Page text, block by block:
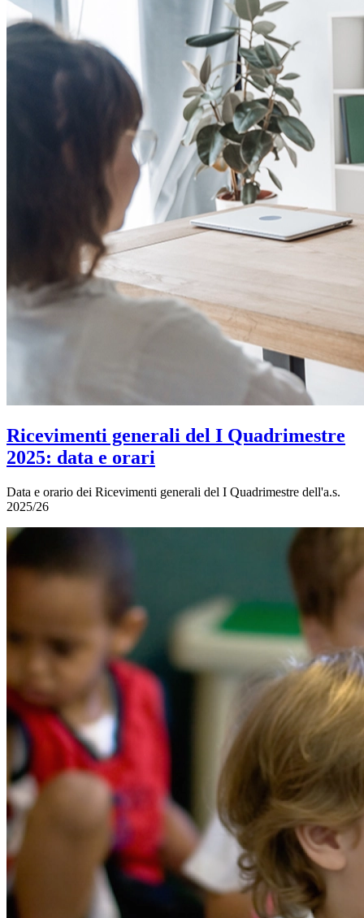
Ricevimenti generali del I Quadrimestre
2025: data e orari
Data e orario dei Ricevimenti generali del I Quadrimestre dell'a.s.
2025/26